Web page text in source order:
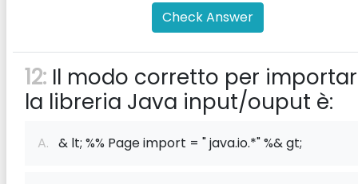
Check Answer
12: Il modo corretto per
la libreria Java input/ouput è:
A. & lt; %% Page import = " java.io.*" %& gt;